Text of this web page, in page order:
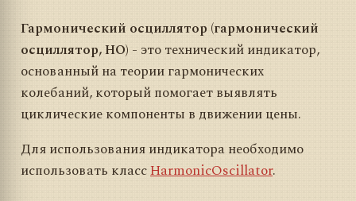
Гармонический осциллятор (гармонический
осциллятор, HO) - это технический индикатор,
основанный на теории гармонических
колебаний, который помогает выявлять
циклические компоненты в движении цены.
Для использования индикатора необходимо
использовать классHarmonicOscillator.